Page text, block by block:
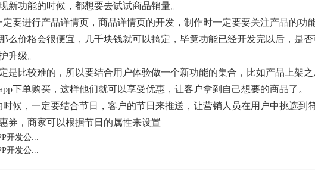
新功能的时候，都想要去试试商品销量。
要进行产品详情页，商品详情页的开发，制作时一定要要关注产品的功能
么价格会很便宜，几千块钱就可以搞定，毕竟功能已经开发完以后，是
升级。
是比较难的，所以要结合用户体验做一个新功能的集合，比如产品上架
下单购买，这样他们就可以享受优惠，让客户拿到自己想要的商品了。
候，一定要结合节日，客户的节日来推送，让营销人员在用户中挑选到
券，商家可以根据节日的属性来设置
开发公...
开发公...